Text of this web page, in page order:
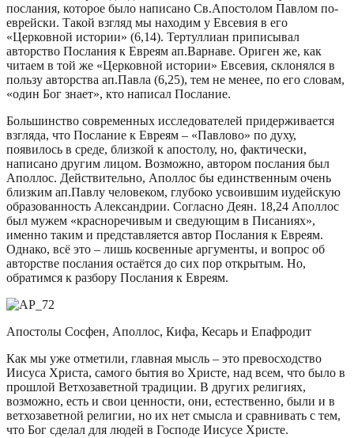
послания, которое было написано Св.Апостолом Павлом по-
еврейски. Такой взгляд мы находим у Евсевия в его
«Церковной истории» (6,14). Тертуллиан приписывал
авторство Послания к Евреям ап.Варнаве. Ориген же, как
читаем в той же «Церковной истории» Евсевия, склонялся в
пользу авторства ап.Павла (6,25), тем не менее, по его словам,
«один Бог знает», кто написал Послание.
Большинство современных исследователей придерживается
взгляда, что Послание к Евреям – «Павлово» по духу,
появилось в среде, близкой к апостолу, но, фактически,
написано другим лицом. Возможно, автором послания был
Аполлос. Действительно, Аполлос бы единственным очень
близким ап.Павлу человеком, глубоко усвоившим иудейскую
образованность Александрии. Согласно Деян. 18,24 Аполлос
был мужем «красноречивым и сведующим в Писаниях»,
именно таким и представляется автор Послания к Евреям.
Однако, всё это – лишь косвенные аргументы, и вопрос об
авторстве послания остаётся до сих пор открытым. Но,
обратимся к разбору Послания к Евреям.
Апостолы Сосфен, Аполлос, Кифа, Кесарь и Епафродит
Как мы уже отметили, главная мысль – это превосходство
Иисуса Христа, самого бытия во Христе, над всем, что было в
прошлой Ветхозаветной традиции. В других религиях,
возможно, есть и свои ценности, они, естественно, были и в
ветхозаветной религии, но их нет смысла и сравнивать с тем,
что Бог сделал для людей в Господе Иисусе Христе.